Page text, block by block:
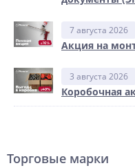
7 августа 2026
Акция на
3 августа 2026
Коробочная
Торговые марки